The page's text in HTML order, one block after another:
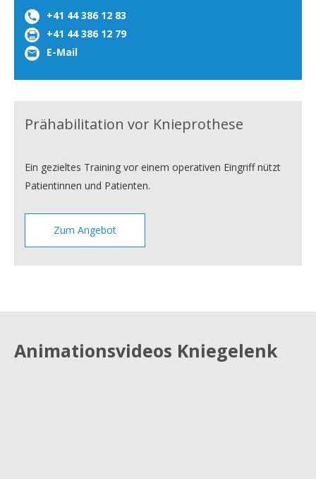
+41 44 386 12 83
+41 44 386 12 79
E-Mail
Prähabilitation vor Knieprothese
Ein gezieltes Training vor einem operativen Eingriff nützt
Patientinnen und Patienten.
Zum Angebot
Animationsvideos Kniegelenk